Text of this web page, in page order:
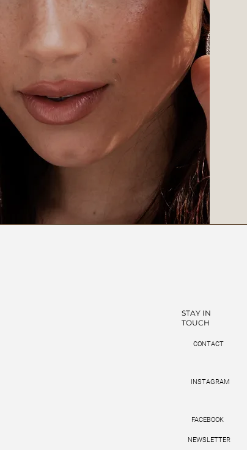
STAY IN
TOUCH
CONTACT
INSTAGRAM
FACEBOOK
NEWSLETTER